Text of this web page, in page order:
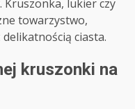
lukier czy
towarzystwo,
ciasta.
kruszonki na